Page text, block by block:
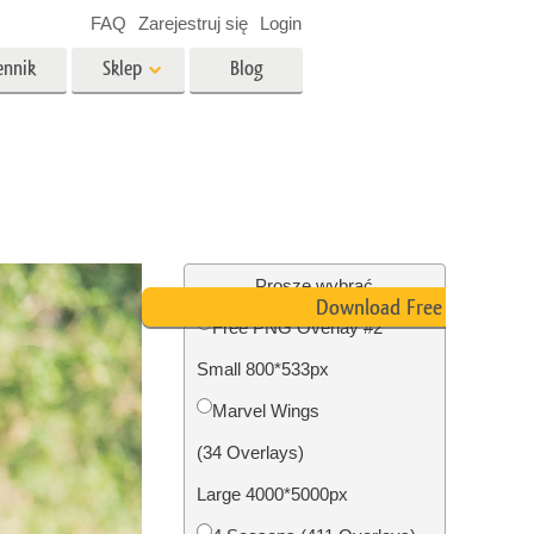
Foto Przywracanie Usługi
Sklep
dla
Blog
FAQ Zarejestruj się Login
Proszę wybrać
Free PNG Overlay #2
Small 800*533px
Marvel Wings
(34 Overlays)
Large 4000*5000px
Download Free PNG